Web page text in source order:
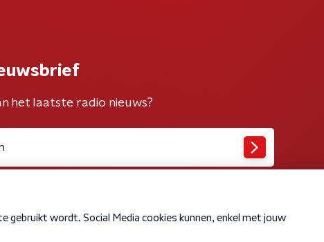
het laatste radio nieuws?